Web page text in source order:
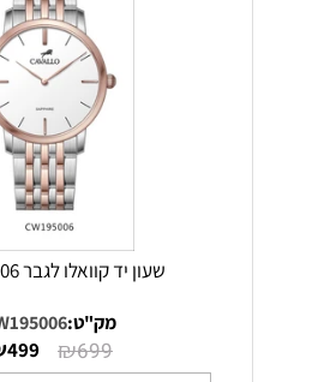
שעון יד קוואלו לגבר CW195006
מק"ט:
₪699
499